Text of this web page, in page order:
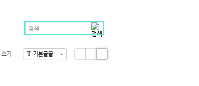
T 기본글꼴
쓰기
Li
Zi
G